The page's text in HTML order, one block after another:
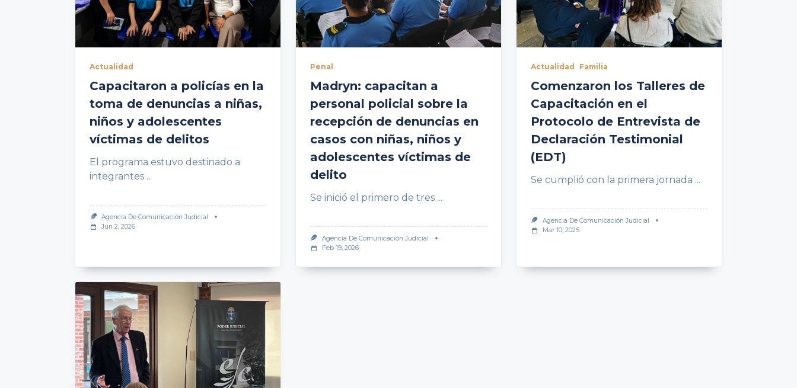
Actualidad
Capacitaron a policías en la
toma de denuncias a niñas,
niños y adolescentes
víctimas de delitos
El programa estuvo destinado a
integrantes ...
Agencia De Comunicación Judicial
Jun 2, 2026
Penal
Madryn: capacitan a
personal policial sobre la
recepción de denuncias en
casos con niñas, niños y
adolescentes víctimas de
delito
Se inició el primero de tres ...
Agencia De Comunicación Judicial
Feb 19, 2026
Actualidad Familia
Comenzaron los Talleres de
Capacitación en el
Protocolo de Entrevista de
Declaración Testimonial
(EDT)
Se cumplió con la primera jornada ...
Agencia De Comunicación Judicial
Mar 10, 2025